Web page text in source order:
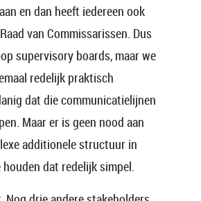
en dan heeft iedereen ook
van Commissarissen. Dus
supervisory boards, maar we
redelijk praktisch
dat die communicatielijnen
Maar er is geen nood aan
additionele structuur in
houden dat redelijk simpel.